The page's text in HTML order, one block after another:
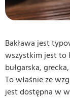
Bakława jest
wszystkim jest to
bułgarska,
To właśnie ze
jest dostępna w